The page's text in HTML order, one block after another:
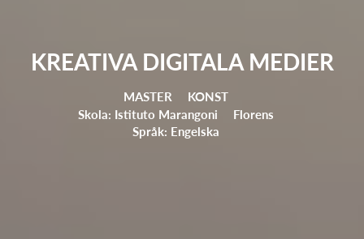
KREATIVA DIGITALA MEDIER
MASTER
KONST
Skola: Istituto Marangoni
Florens
Språk: Engelska